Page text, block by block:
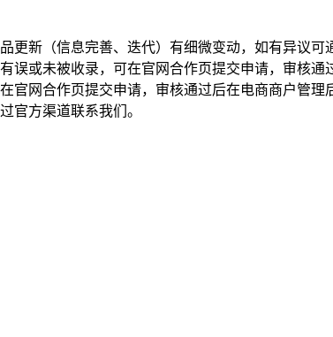
更新（信息完善、迭代）有细微变动，如有异议可
或未被收录，可在官网合作页提交申请，审核通
网合作页提交申请，审核通过后在电商商户管理
官方渠道联系我们。